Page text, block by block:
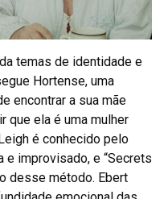
temas de identidade e
Hortense, uma
encontrar a sua mãe
que ela é uma mulher
é conhecido pelo
improvisado, e “Secrets
desse método. Ebert